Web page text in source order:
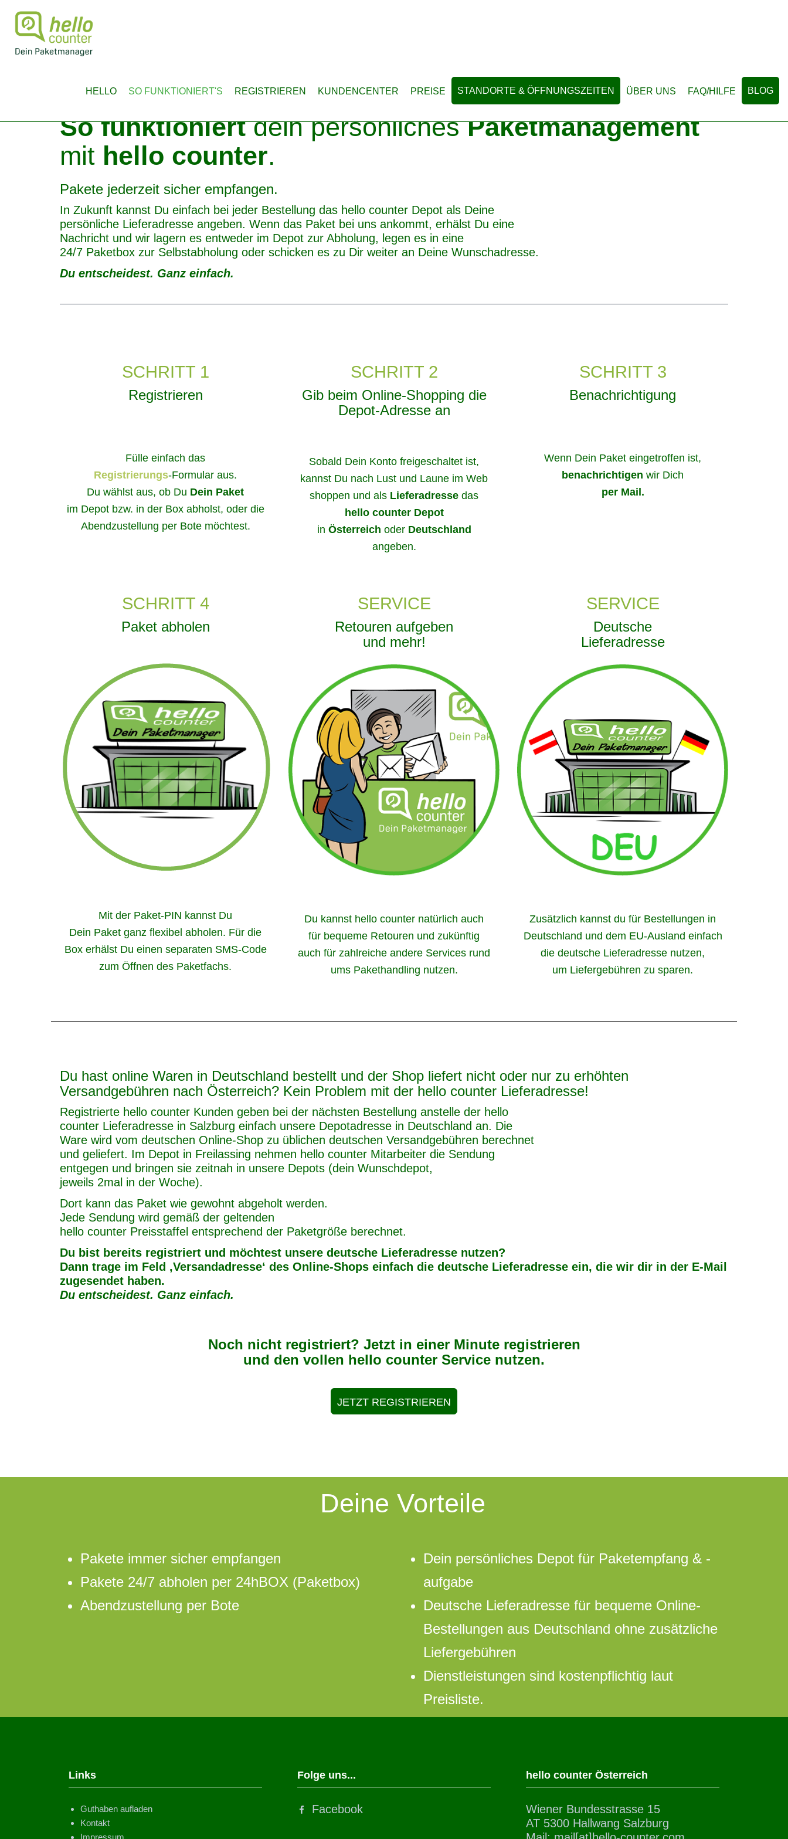
HELLO SO FUNKTIONIERT'S REGISTRIEREN KUNDENCENTER PREISE STANDORTE & ÖFFNUNGSZEITEN ÜBER UNS FAQ/HILFE BLOG
So funktioniertdein persönlichesPaketmanagement
mit hello counter.
Pakete jederzeit sicher empfangen.
In Zukunft kannst Du einfach bei jeder Bestellung das hello counter Depot als Deine
persönliche Lieferadresse angeben. Wenn das Paket bei uns ankommt, erhälst Du eine
Nachricht und wir lagern es entweder im Depot zur Abholung, legen es in eine
24/7 Paketbox zur Selbstabholung oder schicken es zu Dir weiter an Deine Wunschadresse.
Du entscheidest. Ganz einfach.
SCHRITT 1
Registrieren
Fülle einfach das
Registrierungs-Formular aus.
Du wählst aus, ob Du Dein Paket
im Depot bzw. in der Box abholst, oder die
Abendzustellung per Bote möchtest.
SCHRITT 2
Gib beim Online-Shopping die
Depot-Adresse an
Sobald Dein Konto freigeschaltet ist,
kannst Du nach Lust und Laune im Web
shoppen und als Lieferadresse das
hello counter Depot
in Österreich oder Deutschland
angeben.
SCHRITT 3
Benachrichtigung
Wenn Dein Paket eingetroffen ist,
benachrichtigen wir Dich
per Mail.
SCHRITT 4
Paket abholen
Mit der Paket-PIN kannst Du
Dein Paket ganz flexibel abholen. Für die
Box erhälst Du einen separaten SMS-Code
zum Öffnen des Paketfachs.
SERVICE
Retouren aufgeben
und mehr!
Du kannst hello counter natürlich auch
für bequeme Retouren und zukünftig
auch für zahlreiche andere Services rund
ums Pakethandling nutzen.
SERVICE
Deutsche
Lieferadresse
Zusätzlich kannst du für Bestellungen in
Deutschland und dem EU-Ausland einfach
die deutsche Lieferadresse nutzen,
um Liefergebühren zu sparen.
Du hast online Waren in Deutschland bestellt und der Shop liefert nicht oder nur zu erhöhten
Versandgebühren nach Österreich? Kein Problem mit der hello counter Lieferadresse!
Registrierte hello counter Kunden geben bei der nächsten Bestellung anstelle der hello
counter Lieferadresse in Salzburg einfach unsere Depotadresse in Deutschland an. Die
Ware wird vom deutschen Online-Shop zu üblichen deutschen Versandgebühren berechnet
und geliefert. Im Depot in Freilassing nehmen hello counter Mitarbeiter die Sendung
entgegen und bringen sie zeitnah in unsere Depots (dein Wunschdepot,
jeweils 2mal in der Woche).
Dort kann das Paket wie gewohnt abgeholt werden.
Jede Sendung wird gemäß der geltenden
hello counter Preisstaffel entsprechend der Paketgröße berechnet.
Du bist bereits registriert und möchtest unsere deutsche Lieferadresse nutzen?
Dann trage im Feld ‚Versandadresse‘ des Online-Shops einfach die deutsche Lieferadresse ein, die wir dir in der E-Mail
zugesendet haben.
Du entscheidest. Ganz einfach.
Noch nicht registriert? Jetzt in einer Minute registrieren
und den vollen hello counter Service nutzen.
JETZT REGISTRIEREN
Deine Vorteile
Pakete immer sicher empfangen
Pakete 24/7 abholen per 24hBOX (Paketbox)
Abendzustellung per Bote
Dein persönliches Depot für Paketempfang & -
aufgabe
Deutsche Lieferadresse für bequeme Online-
Bestellungen aus Deutschland ohne zusätzliche
Liefergebühren
Dienstleistungen sind kostenpflichtig laut
Preisliste.
Links
Guthaben aufladen
Kontakt
Impressum
Folge uns...
Facebook
hello counter Österreich
Wiener Bundesstrasse 15
AT 5300 Hallwang Salzburg